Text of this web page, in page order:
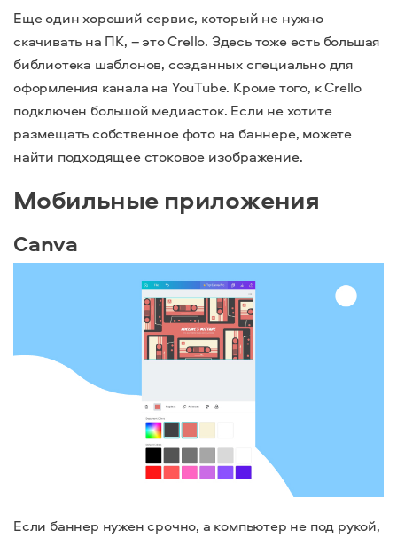
Еще один хороший сервис, который не нужно
скачивать на ПК, – это Crello. Здесь тоже есть большая
библиотека шаблонов, созданных специально для
оформления канала на YouTube. Кроме того, к Crello
подключен большой медиасток. Если не хотите
размещать собственное фото на баннере, можете
найти подходящее стоковое изображение.
Мобильные приложения
Canva
Если баннер нужен срочно, а компьютер не под рукой,